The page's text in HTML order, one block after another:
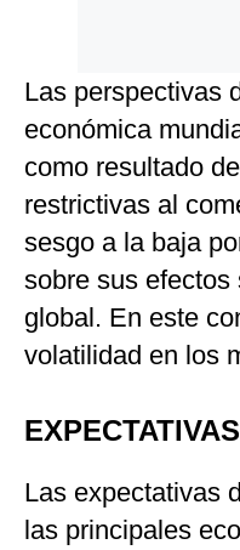
Las perspectivas
económica
como resultado
restrictivas al
sesgo a la baja
sobre sus
global. En este
volatilidad en los
Las expectativas
las principales